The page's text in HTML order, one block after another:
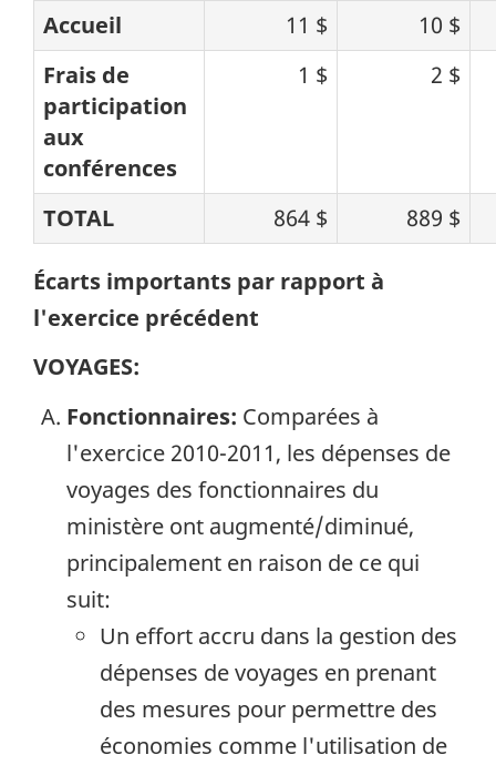
Accueil 11 $
10 $
Frais de
participation
aux
conférences
1 $ 2 $
TOTAL 864 $ 889 $
Écarts importants par rapport à
l'exercice précédent
VOYAGES:
Fonctionnaires: Comparées à
l'exercice 2010-2011, les dépenses de
voyages des fonctionnaires du
ministère ont augmenté/diminué,
principalement en raison de ce qui
suit:
Un effort accru dans la gestion des
dépenses de voyages en prenant
des mesures pour permettre des
économies comme l'utilisation de